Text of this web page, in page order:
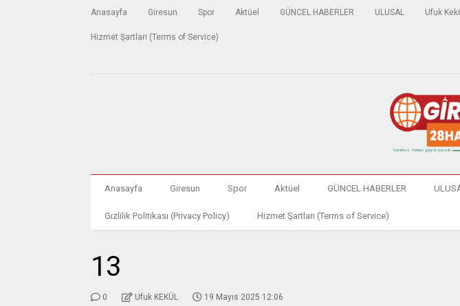
Anasayfa Giresun Spor Aktüel GÜNCEL HABERLER ULUSAL Ufuk
Hizmet Şartları (Terms of Service)
Anasayfa Giresun Spor Aktüel GÜNCEL HABERLER
Gizlilik Politikası (Privacy Policy) Hizmet Şartları (Terms of Service)
13
0 Ufuk KEKÜL 19 Mayıs 2025 12:06